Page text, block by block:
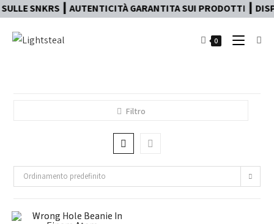
SNKRS ┃ AUTENTICITÀ GARANTITA SUI PRODOTTI ┃
0
Filtro
Ordinamento predefinito